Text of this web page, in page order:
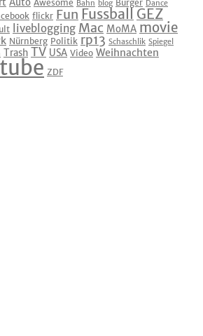
Auto Awesome Bahn blog Burger Dance
flickr Fun Fussball GEZ
liveblogging Mac MoMA movie
Nürnberg Politik rp13 Schaschlik Spiegel
Trash TV USA Video Weihnachten
ZDF